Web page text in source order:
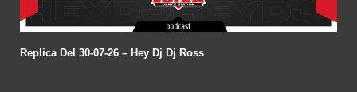
Replica Del 30-07-26 – Hey Dj Dj Ross